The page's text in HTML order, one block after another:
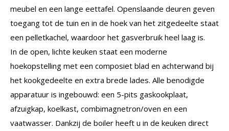
meubel en een lange eettafel. Openslaande deuren geven
toegang tot de tuin en in de hoek van het zitgedeelte staat
een pelletkachel, waardoor het gasverbruik heel laag is.
In de open, lichte keuken staat een moderne
hoekopstelling met een composiet blad en achterwand bij
het kookgedeelte en extra brede lades. Alle benodigde
apparatuur is ingebouwd: een 5-pits gaskookplaat,
afzuigkap, koelkast, combimagnetron/oven en een
vaatwasser. Dankzij de boiler heeft u in de keuken direct